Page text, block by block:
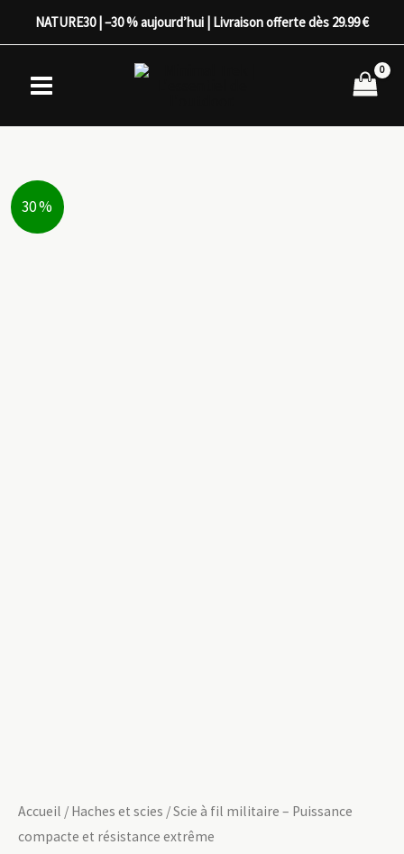
NATURE30 | –30 % aujourd’hui | Livraison offerte dès 29.99 €
30 %
Accueil / Haches et scies / Scie à fil militaire – Puissance
compacte et résistance extrême